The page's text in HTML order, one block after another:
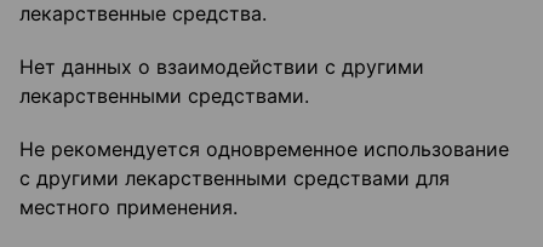
лекарственные средства.
Нет данных о взаимодействии с другими
лекарственными средствами.
Не рекомендуется одновременное использование
с другими лекарственными средствами для
местного применения.